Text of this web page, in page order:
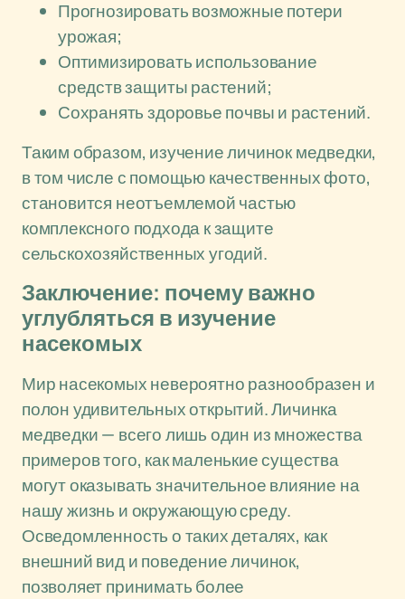
Прогнозировать возможные потери
урожая;
Оптимизировать использование
средств защиты растений;
Сохранять здоровье почвы и растений.
Таким образом, изучение личинок медведки,
в том числе с помощью качественных фото,
становится неотъемлемой частью
комплексного подхода к защите
сельскохозяйственных угодий.
Заключение: почему важно
углубляться в изучение
насекомых
Мир насекомых невероятно разнообразен и
полон удивительных открытий. Личинка
медведки — всего лишь один из множества
примеров того, как маленькие существа
могут оказывать значительное влияние на
нашу жизнь и окружающую среду.
Осведомленность о таких деталях, как
внешний вид и поведение личинок,
позволяет принимать более